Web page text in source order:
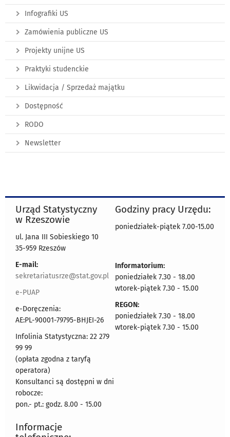
Infografiki US
Zamówienia publiczne US
Projekty unijne US
Praktyki studenckie
Likwidacja / Sprzedaż majątku
Dostępność
RODO
Newsletter
Urząd Statystyczny
w Rzeszowie
ul. Jana III Sobieskiego 10
35-959 Rzeszów
E-mail:
sekretariatusrze@stat.gov.pl
e-PUAP
e-Doręczenia:
AE:PL-90001-79795-BHJEI-26
Infolinia Statystyczna: 22 279
99 99
(opłata zgodna z taryfą
operatora)
Konsultanci są dostępni w dni
robocze:
pon.- pt.: godz. 8.00 - 15.00
Godziny pracy Urzędu:
poniedziałek-piątek 7.00-15.00
Informatorium:
poniedziałek 7.30 - 18.00
wtorek-piątek 7.30 - 15.00
REGON:
poniedziałek 7.30 - 18.00
wtorek-piątek 7.30 - 15.00
Informacje